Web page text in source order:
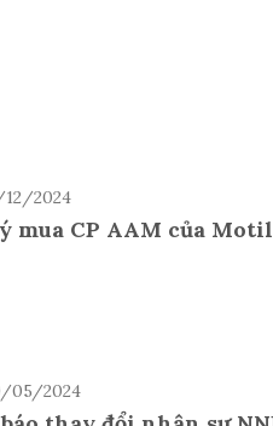
12/2024
mua CP AAM của
05/2024